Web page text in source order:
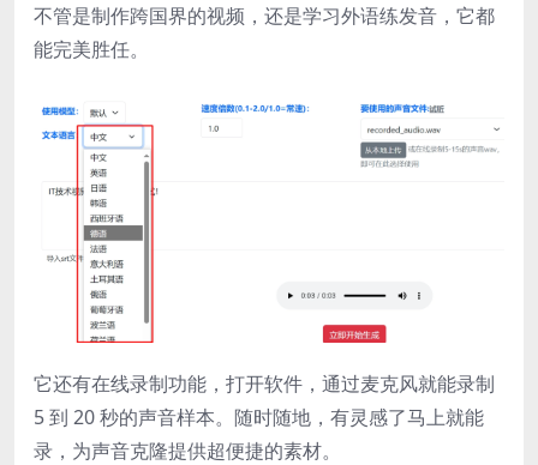
不管是制作跨国界的视频，还是学习外语练发音，它都
能完美胜任。
它还有在线录制功能，打开软件，通过麦克风就能录制
5 到 20 秒的声音样本。随时随地，有灵感了马上就能
录，为声音克隆提供超便捷的素材。